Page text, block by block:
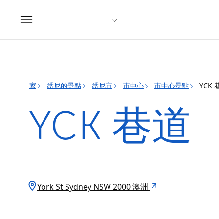
Toggle
navigation
家 悉尼的景點 悉尼市 市中心 市中心景點 YCK
YCK 巷道
York St Sydney NSW 2000 澳洲